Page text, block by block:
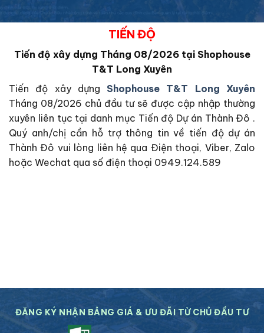
TIẾN ĐỘ
Tiến độ xây dựng Tháng 08/2026 tại Shophouse
T&T Long Xuyên
Tiến độ xây dựng Shophouse T&T Long Xuyên
Tháng 08/2026 chủ đầu tư sẽ được cập nhập thường
xuyên liên tục tại danh mục Tiến độ Dự án Thành Đô .
Quý anh/chị cần hỗ trợ thông tin về tiến độ dự án
Thành Đô vui lòng liên hệ qua Điện thoại, Viber, Zalo
hoặc Wechat qua số điện thoại 0949.124.589
ĐĂNG KÝ NHẬN BẢNG GIÁ & ƯU ĐÃI TỪ CHỦ ĐẦU TƯ